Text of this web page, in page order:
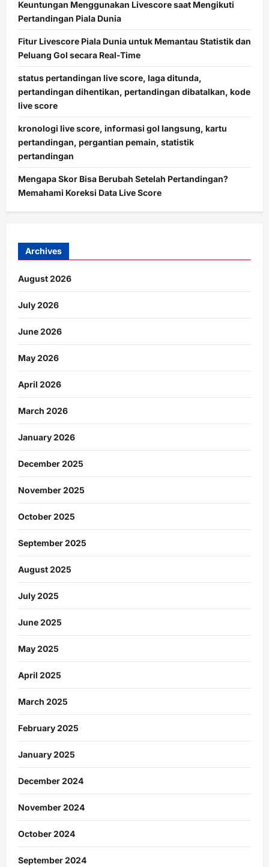
Keuntungan Menggunakan Livescore saat Mengikuti
Pertandingan Piala Dunia
Fitur Livescore Piala Dunia untuk Memantau Statistik dan
Peluang Gol secara Real-Time
status pertandingan live score, laga ditunda,
pertandingan dihentikan, pertandingan dibatalkan, kode
live score
kronologi live score, informasi gol langsung, kartu
pertandingan, pergantian pemain, statistik
pertandingan
Mengapa Skor Bisa Berubah Setelah Pertandingan?
Memahami Koreksi Data Live Score
Archives
August 2026
July 2026
June 2026
May 2026
April 2026
March 2026
January 2026
December 2025
November 2025
October 2025
September 2025
August 2025
July 2025
June 2025
May 2025
April 2025
March 2025
February 2025
January 2025
December 2024
November 2024
October 2024
September 2024